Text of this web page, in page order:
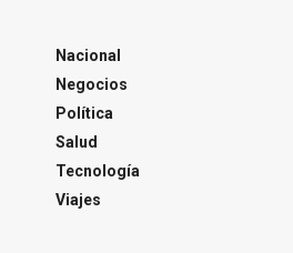
Nacional
Negocios
Política
Salud
Tecnología
Viajes